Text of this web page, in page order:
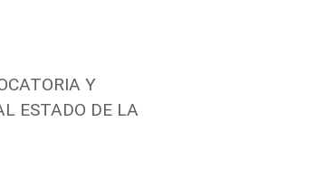
Y
ESTADO DE LA